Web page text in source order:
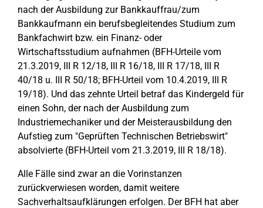
nach der Ausbildung zur Bankkauffrau/zum
Bankkaufmann ein berufsbegleitendes Studium zum
Bankfachwirt bzw. ein Finanz- oder
Wirtschaftsstudium aufnahmen (BFH-Urteile vom
21.3.2019, III R 12/18, III R 16/18, III R 17/18, III R
40/18 u. III R 50/18; BFH-Urteil vom 10.4.2019, III R
19/18). Und das zehnte Urteil betraf das Kindergeld für
einen Sohn, der nach der Ausbildung zum
Industriemechaniker und der Meisterausbildung den
Aufstieg zum "Geprüften Technischen Betriebswirt"
absolvierte (BFH-Urteil vom 21.3.2019, III R 18/18).
Alle Fälle sind zwar an die Vorinstanzen
zurückverwiesen worden, damit weitere
Sachverhaltsaufklärungen erfolgen. Der BFH hat aber